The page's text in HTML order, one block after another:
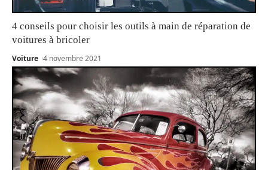
4 conseils pour choisir les outils à main de réparation de
voitures à bricoler
Voiture 4 novembre 2021